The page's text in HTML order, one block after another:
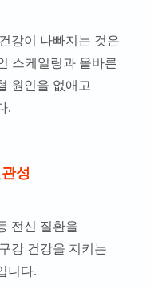
강이 나빠지는 것은
스케일링과 올바른
원인을 없애고
.
성
전신 질환을
강 건강을 지키는
니다.